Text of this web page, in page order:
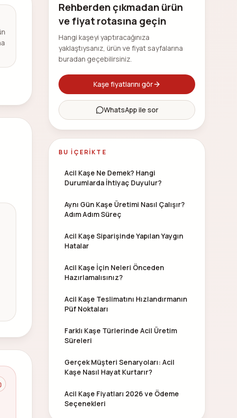
Rehberden çıkmadan ürün
ve fiyat rotasına geçin
Hangi kaşeyi yaptıracağınıza
yaklaştıysanız, ürün ve fiyat sayfalarına
buradan geçebilirsiniz.
Kaşe fiyatlarını gör
WhatsApp ile sor
BU İÇERIKTE
Acil Kaşe Ne Demek? Hangi
Durumlarda İhtiyaç Duyulur?
Aynı Gün Kaşe Üretimi Nasıl Çalışır?
Adım Adım Süreç
Acil Kaşe Siparişinde Yapılan Yaygın
Hatalar
Acil Kaşe İçin Neleri Önceden
Hazırlamalısınız?
Acil Kaşe Teslimatını Hızlandırmanın
Püf Noktaları
Farklı Kaşe Türlerinde Acil Üretim
Süreleri
Gerçek Müşteri Senaryoları: Acil
Kaşe Nasıl Hayat Kurtarır?
Acil Kaşe Fiyatları 2026 ve Ödeme
Seçenekleri